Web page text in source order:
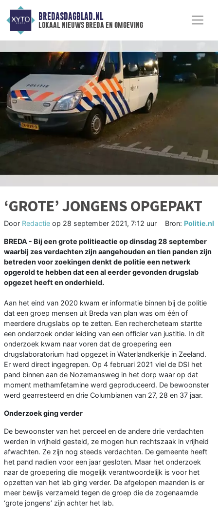
BREDASDAGBLAD.NL
lokaal nieuws breda en omgeving
‘GROTE’ JONGENS OPGEPAKT
Door Redactie op 28 september 2021, 7:12 uur Bron: Politie.nl
BREDA - Bij een grote politieactie op dinsdag 28 september
waarbij zes verdachten zijn aangehouden en tien panden zijn
betreden voor zoekingen denkt de politie een netwerk
opgerold te hebben dat een al eerder gevonden drugslab
opgezet heeft en onderhield.
Aan het eind van 2020 kwam er informatie binnen bij de politie
dat een groep mensen uit Breda van plan was om één of
meerdere drugslabs op te zetten. Een rechercheteam startte
een onderzoek onder leiding van een officier van justitie. In dit
onderzoek kwam naar voren dat de groepering een
drugslaboratorium had opgezet in Waterlandkerkje in Zeeland.
Er werd direct ingegrepen. Op 4 februari 2021 viel de DSI het
pand binnen aan de Nozemansweg in het dorp waar op dat
moment methamfetamine werd geproduceerd. De bewoonster
werd gearresteerd en drie Columbianen van 27, 28 en 37 jaar.
Onderzoek ging verder
De bewoonster van het perceel en de andere drie verdachten
werden in vrijheid gesteld, ze mogen hun rechtszaak in vrijheid
afwachten. Ze zijn nog steeds verdachten. De gemeente heeft
het pand nadien voor een jaar gesloten. Maar het onderzoek
naar de groepering die mogelijk verantwoordelijk is voor het
opzetten van het lab ging verder. De afgelopen maanden is er
meer bewijs verzameld tegen de groep die de zogenaamde
‘grote jongens’ zijn achter het lab.